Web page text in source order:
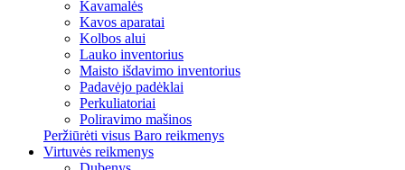
Kavamalės
Kavos aparatai
Kolbos alui
Lauko inventorius
Maisto išdavimo inventorius
Padavėjo padėklai
Perkuliatoriai
Poliravimo mašinos
Peržiūrėti visus Baro reikmenys
Virtuvės reikmenys